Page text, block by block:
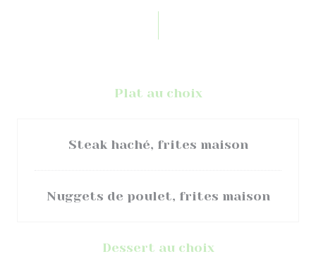
Plat au choix
Steak haché, frites maison
Nuggets de poulet, frites maison
Dessert au choix